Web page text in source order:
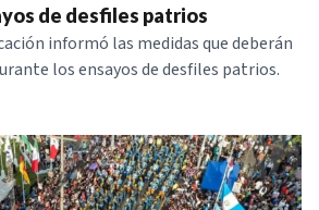
de desfiles patrios
informó las medidas que deberán
los ensayos de desfiles patrios.